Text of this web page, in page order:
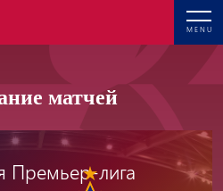
MENU
матчей
Премьер-лига